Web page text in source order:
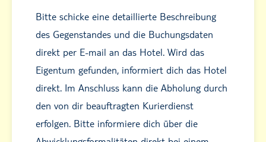
Bitte schicke eine detaillierte Beschreibung
des Gegenstandes und die Buchungsdaten
direkt per E-mail an das Hotel. Wird das
Eigentum gefunden, informiert dich das Hotel
direkt. Im Anschluss kann die Abholung durch
den von dir beauftragten Kurierdienst
erfolgen. Bitte informiere dich über die